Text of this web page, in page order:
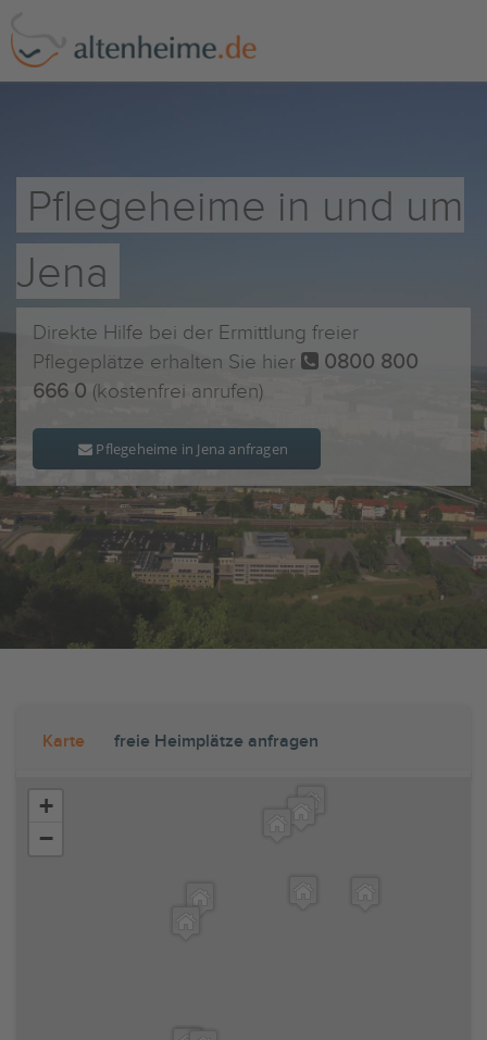
Pflegeheime in und um
Jena
Direkte Hilfe bei der Ermittlung freier
Pflegeplätze erhalten Sie hier
0800 800
666 0 (kostenfrei anrufen)
Pflegeheime in Jena anfragen
Karte freie Heimplätze anfragen
+
−